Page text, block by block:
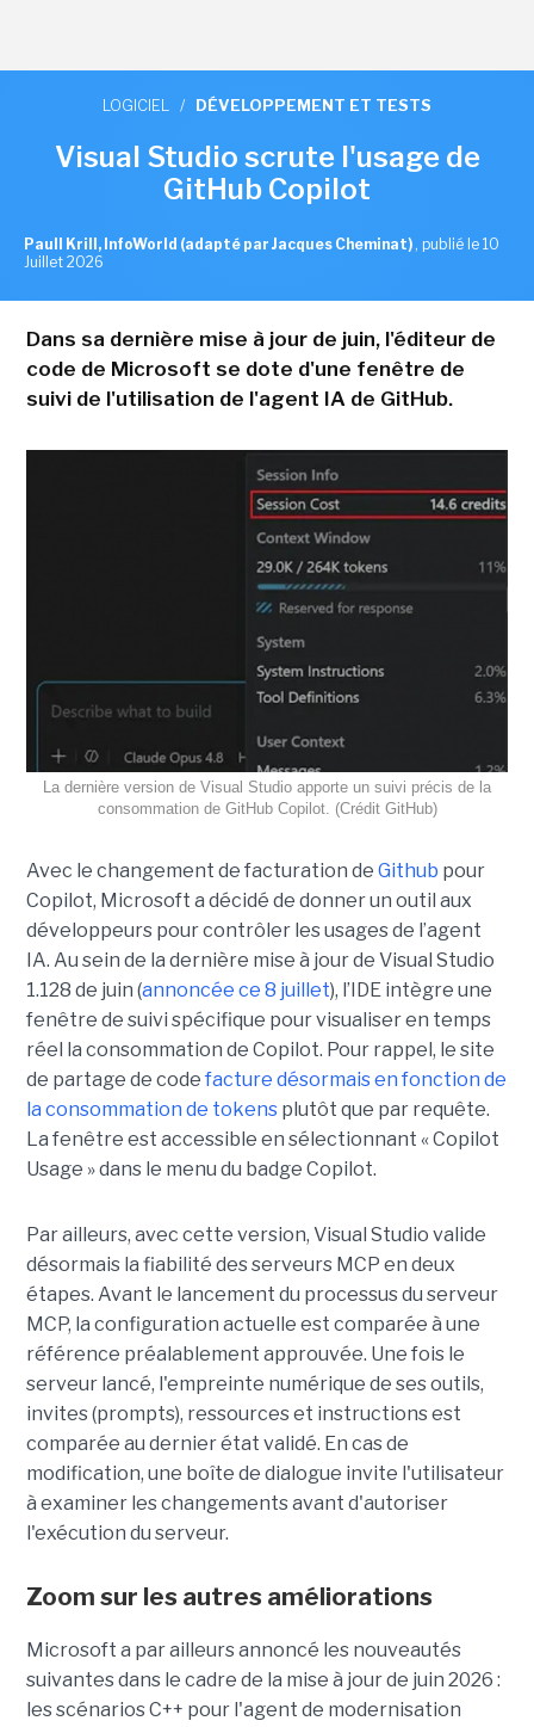
LOGICIEL / DÉVELOPPEMENT ET TESTS
Visual Studio scrute l'usage de
GitHub Copilot
Paull Krill, InfoWorld (adapté par Jacques Cheminat) , publié le 10
Juillet 2026
Dans sa dernière mise à jour de juin, l'éditeur de
code de Microsoft se dote d'une fenêtre de
suivi de l'utilisation de l'agent IA de GitHub.
La dernière version de Visual Studio apporte un suivi précis de la
consommation de GitHub Copilot. (Crédit GitHub)
Avec le changement de facturation de Github pour
Copilot, Microsoft a décidé de donner un outil aux
développeurs pour contrôler les usages de l’agent
IA. Au sein de la dernière mise à jour de Visual Studio
1.128 de juin (annoncée ce 8 juillet), l’IDE intègre une
fenêtre de suivi spécifique pour visualiser en temps
réel la consommation de Copilot. Pour rappel, le site
de partage de code facture désormais en fonction de
la consommation de tokens plutôt que par requête.
La fenêtre est accessible en sélectionnant « Copilot
Usage » dans le menu du badge Copilot.
Par ailleurs, avec cette version, Visual Studio valide
désormais la fiabilité des serveurs MCP en deux
étapes. Avant le lancement du processus du serveur
MCP, la configuration actuelle est comparée à une
référence préalablement approuvée. Une fois le
serveur lancé, l'empreinte numérique de ses outils,
invites (prompts), ressources et instructions est
comparée au dernier état validé. En cas de
modification, une boîte de dialogue invite l'utilisateur
à examiner les changements avant d'autoriser
l'exécution du serveur.
Zoom sur les autres améliorations
Microsoft a par ailleurs annoncé les nouveautés
suivantes dans le cadre de la mise à jour de juin 2026 :
les scénarios C++ pour l'agent de modernisation